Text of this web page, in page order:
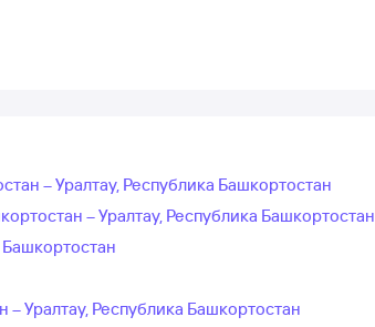
– Уралтау, Республика Башкортостан
– Уралтау, Республика Башкортостан
Уралтау, Республика Башкортостан